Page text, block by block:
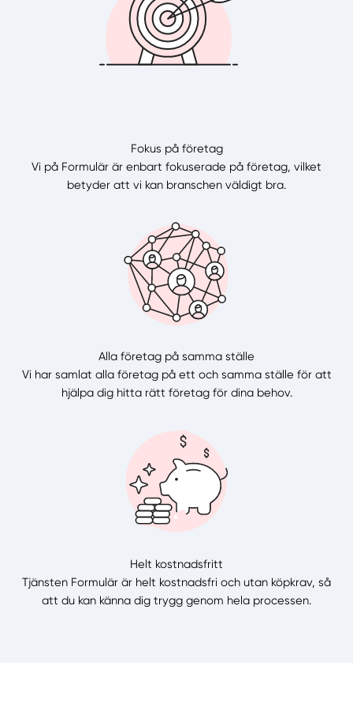
Fokus på företag
Vi på Formulär är enbart fokuserade på företag, vilket
betyder att vi kan branschen väldigt bra.
Alla företag på samma ställe
Vi har samlat alla företag på ett och samma ställe för att
hjälpa dig hitta rätt företag för dina behov.
Helt kostnadsfritt
Tjänsten Formulär är helt kostnadsfri och utan köpkrav, så
att du kan känna dig trygg genom hela processen.